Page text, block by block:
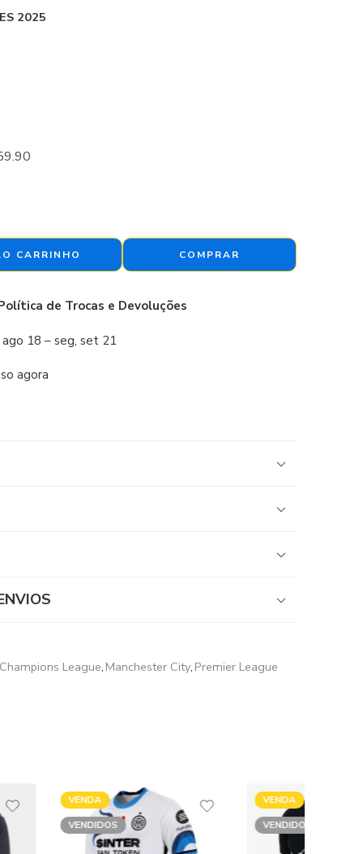
2025
CARRINHO COMPRAR
de Trocas e Devoluções
18 – seg, set 21
agora
Champions League, Manchester City, Premier League
VENDA
VENDIDOS